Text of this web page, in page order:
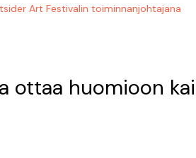
Art Festivalin toiminnanjohtajana
ottaa huomioon